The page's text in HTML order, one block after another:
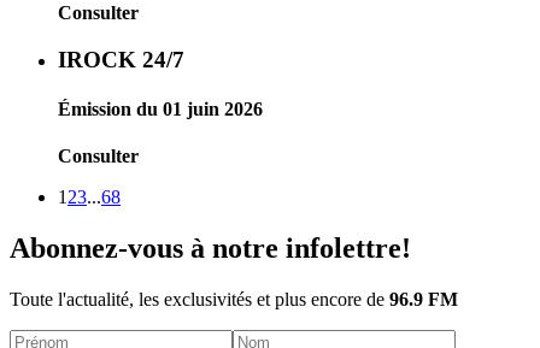
Consulter
IROCK 24/7
Émission du 01 juin 2026
Consulter
1 23...68
Abonnez-vous à notre infolettre!
Toute l'actualité, les exclusivités et plus encore de 96.9 FM